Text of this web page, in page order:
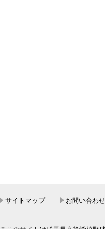
サイトマップ お問い合わせ